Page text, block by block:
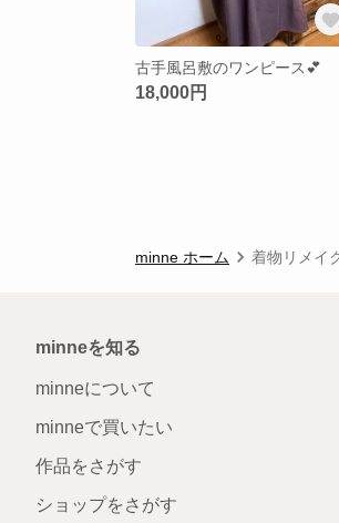
古手風呂敷のワンピース💕
18,000円
minne ホーム 着物リメイ
minneを知る
minneについて
minneで買いたい
作品をさがす
ショップをさがす